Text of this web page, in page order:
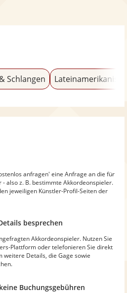
Schlangen
anfragen' eine Anfrage an die für
also z. B. bestimmte Akkordeonspieler.
jeweiligen Künstler-Profil-Seiten der
besprechen
Akkordeonspieler. Nutzen Sie
Plattform oder telefonieren Sie direkt
weitere Details, die Gage sowie
Buchungsgebühren